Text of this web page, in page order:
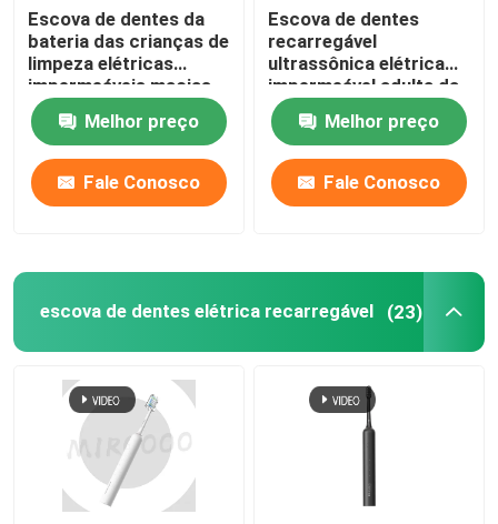
Produtos
Vídeos
Sobre nós
Escova de dentes da
bateria das crianças de
limpeza elétricas
impermeáveis macias
da escova de dentes
IPX7
Melhor preço
Fale Conosco
Escova de dentes
recarregável
ultrassônica elétrica
impermeável adulta da
escova de dentes IPX7
Melhor preço
Fale Conosco
escova de dentes elétrica recarregável (23)